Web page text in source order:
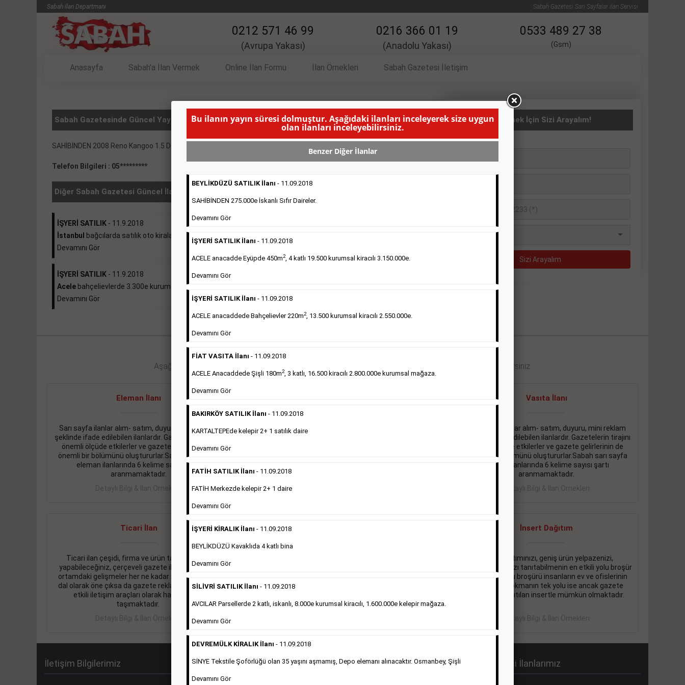
Sabah ilan Departmanı Sabah Gazetesi Sarı Sayfalar ilan Servisi
0212 571 46 99
(Avrupa Yakası)
0216 366 01 19
(Anadolu Yakası)
0533 489 27 38
(Gsm)
Anasayfa Sabah'a İlan Vermek Online İlan Formu İlan Örnekleri Sabah Gazetesi İletişim
Sabah Gazetesinde Güncel Yayınlanmış Vasıta İlanı
SAHİBİNDEN 2008 Reno Kangoo 1.5 DCI 21.500 TL. ( BU İLANIN YAYINLANMA SÜRESİ DOLMUŞTUR )
Telefon Bilgileri : 05*********
Diğer Sabah Gazetesi Güncel İlanlar
İŞYERİ SATILIK - 11.9.2018
İstanbul
bağcılarda satılık oto kiralama...
Devamını Gör
İŞYERİ SATILIK - 11.9.2018
Acele bahçelievlerde 3.300e kurumsal kiracılı 490...
Devamını Gör
Devamını Gör
Vasıta İlanı Vermek İçin Sizi Arayalım!
Aşağıdaki bağlantıları takip ederek farklı ilan türleri hakkında detaylara ulaşabilir, ilan örneklerini görebilirsiniz.
Eleman İlanı
Sarı sayfa ilanlar alım- satım, duyuru, mini reklam
şeklinde ifade edilebilen ilanlardır. Gazetelerin tirajını
önemli ölçüde etkilerler ve gazete gelirlerinin de
önemli bir bölümünü oluştururlar.Sabah sarı sayfa
eleman ilanlarında 6 kelime sayısı şartı
aranmamaktadır.
Detaylı Bilgi & İlan Örnekleri
Sarı sayfa ilanlar alım- satım, duyuru, mini reklam
Vasıta İlanı
Sarı sayfa ilanlar alım- satım, duyuru, mini reklam
şeklinde ifade edilebilen ilanlardır. Gazetelerin tirajını
önemli ölçüde etkilerler ve gazete gelirlerinin de
önemli bir bölümünü oluştururlar.Sabah sarı sayfa
eleman ilanlarında 6 kelime sayısı şartı
aranmamaktadır.
Detaylı Bilgi & İlan Örnekleri
Ticari İlan
Ticari ilan çeşidi, firma ve ürün tanıtımlarınızı
yapabileceğiniz, çerçeveli gazete ilanlarıdır. Dijital
ortamdaki gelişmeler her ne kadar ihtiyacın arttığı
dal olarak öne çıksa da gazete reklamları halen en
etkili iletişim araçları olarak hayati önem
taşımaktadır.
Detaylı Bilgi & İlan Örnekleri
ilanlara göre daha ekonomiktir.
İnsert Dağıtım
Firma tanıtımınızı, geniş ürün yelpazenizi,
promosyonlarınızı tanıtabilmenin en etkili yolu broşür
dağıtmaktır. Bu broşürü insanların ev ve ofislerinin
içine kadar sokmanın tek yolu ise ancak gazete
içerisinde dağıtılan insertle mümkün olmaktadır.
Detaylı Bilgi & İlan Örnekleri
İletişim Bilgilerimiz Kampanyalarımız Sabah Gazetesi İlanlarımız
Bu ilanın yayın süresi dolmuştur. Aşağıdaki ilanları inceleyerek size uygun
olan ilanları inceleyebilirsiniz.
Benzer Diğer İlanlar
BEYLİKDÜZÜ SATILIK İlanı - 11.09.2018
SAHİBİNDEN 275.000e İskanlı Sıfır Daireler.
Devamını Gör
İŞYERİ SATILIK İlanı - 11.09.2018
ACELE anacadde Eyüpde 450m2, 4 katlı 19.500 kurumsal kiracılı 3.150.000e.
Devamını Gör
İŞYERİ SATILIK İlanı - 11.09.2018
ACELE anacaddede Bahçelievler 220m2, 13.500 kurumsal kiracılı 2.550.000e.
Devamını Gör
FİAT VASITA İlanı - 11.09.2018
ACELE Anacaddede Şişli 180m2, 3 katlı, 16.500 kiracılı 2.800.000e kurumsal mağaza.
Devamını Gör
BAKIRKÖY SATILIK İlanı - 11.09.2018
KARTALTEPEde kelepir 2+ 1 satılık daire
Devamını Gör
FATİH SATILIK İlanı - 11.09.2018
FATİH Merkezde kelepir 2+ 1 daire
Devamını Gör
İŞYERİ KİRALIK İlanı - 11.09.2018
BEYLİKDÜZÜ Kavaklıda 4 katlı bina
Devamını Gör
SİLİVRİ SATILIK İlanı - 11.09.2018
AVCILAR Parsellerde 2 katlı, iskanlı, 8.000e kurumsal kiracılı, 1.600.000e kelepir mağaza.
Devamını Gör
DEVREMÜLK KİRALIK İlanı - 11.09.2018
SİNYE Tekstile Şoförlüğü olan 35 yaşını aşmamış, Depo elemanı alınacaktır. Osmanbey, Şişli
Devamını Gör